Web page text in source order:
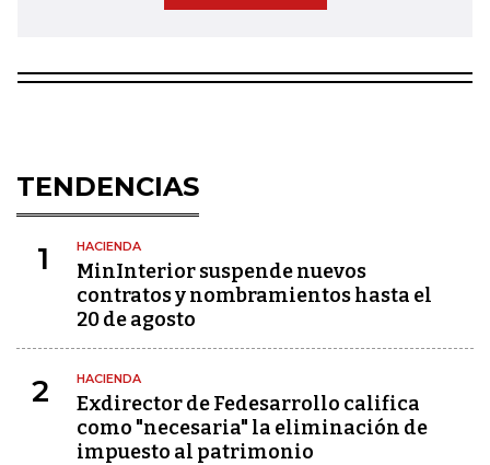
TENDENCIAS
1 HACIENDA
MinInterior suspende nuevos
contratos y nombramientos hasta el
20 de agosto
2 HACIENDA
Exdirector de Fedesarrollo califica
como "necesaria" la eliminación de
impuesto al patrimonio